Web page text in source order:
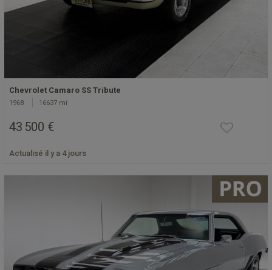
Chevrolet Camaro SS Tribute
1968 16637 mi
43 500 €
Actualisé il y a 4 jours